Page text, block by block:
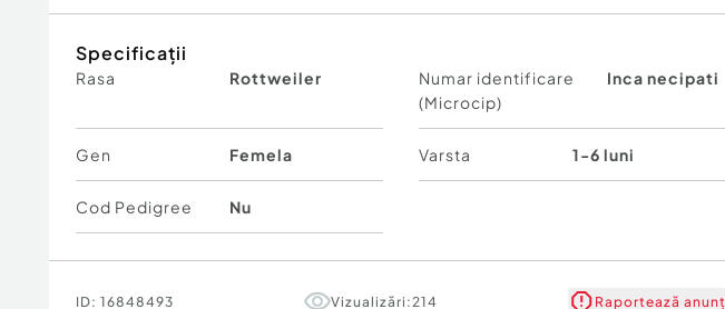
Specificații
Rasa Rottweiler
Numar identificare
(Microcip)
Inca necipati
Gen Femela Varsta 1-6 luni
Cod Pedigree Nu
ID: 16848493 Vizualizări: 214 Raportează anunț